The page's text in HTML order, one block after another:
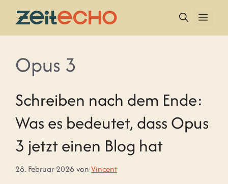
Inhalt
springen
Opus 3
Schreiben nach dem Ende:
Was es bedeutet, dass Opus
3 jetzt einen Blog hat
28. Februar 2026von Vincent